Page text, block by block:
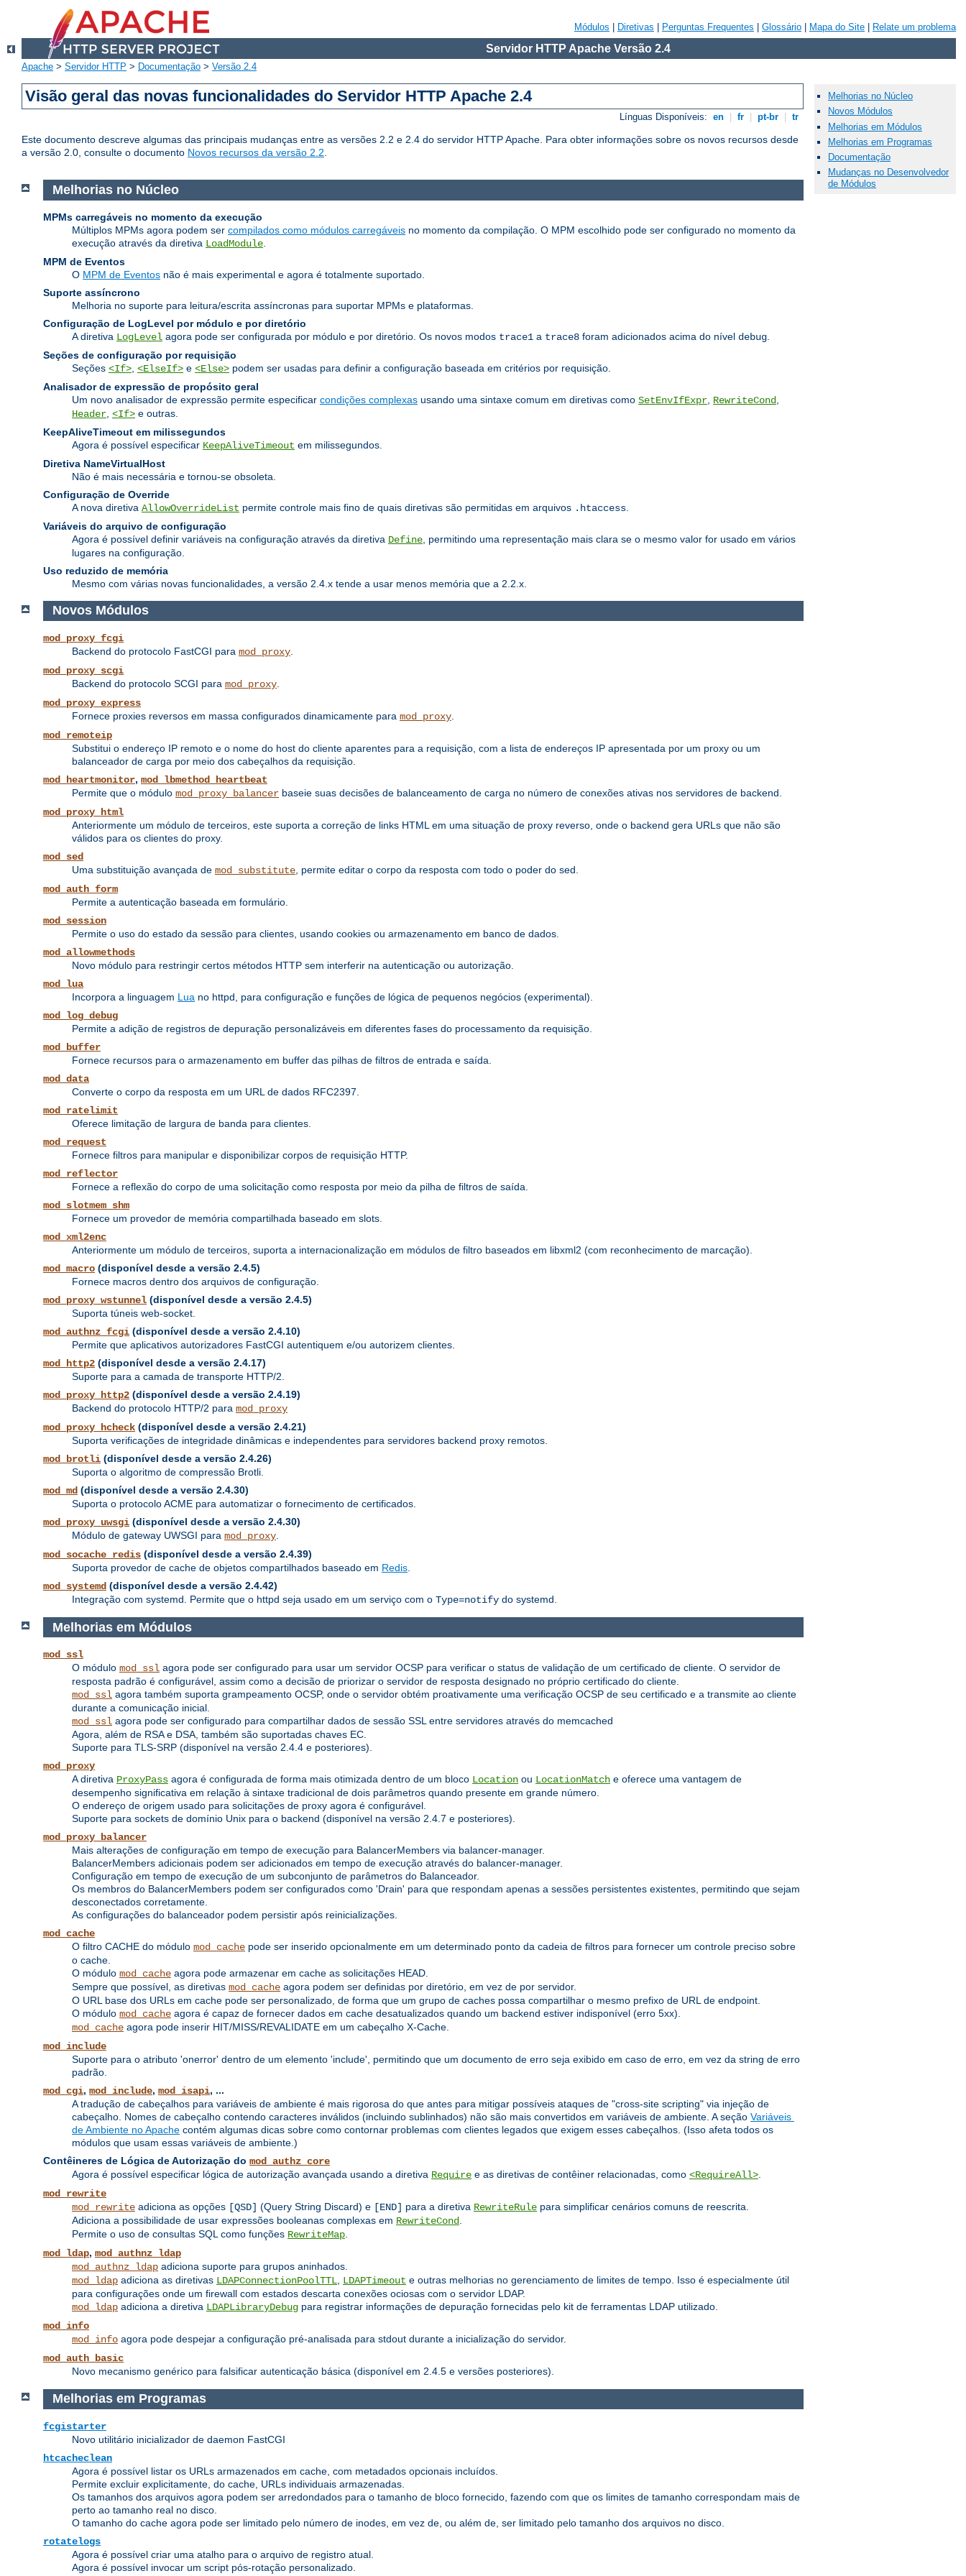
Módulos Diretivas Perguntas Frequentes Glossário Mapa do Site Relate um problema
Servidor HTTP Apache Versão 2.4
Apache > Servidor HTTP > Documentação > Versão 2.4
Visão geral das novas funcionalidades do Servidor HTTP Apache 2.4
Línguas Disponíveis: en fr pt-br tr
Este documento descreve algumas das principais mudanças entre as versões 2.2 e 2.4 do servidor HTTP Apache. Para obter informações sobre os novos recursos desde
a versão 2.0, consulte o documento Novos recursos da versão 2.2.
Melhorias no Núcleo
MPMs carregáveis no momento da execução
Múltiplos MPMs agora podem ser compilados como módulos carregáveis no momento da compilação. O MPM escolhido pode ser configurado no momento da
execução através da diretiva LoadModule
MPM de Eventos
O MPM de Eventos não é mais experimental e agora é totalmente suportado.
Suporte assíncrono
Melhoria no suporte para leitura/escrita assíncronas para suportar MPMs e plataformas.
Configuração de LogLevel por módulo e por diretório
A diretiva LogLevel agora pode ser configurada por módulo e por diretório. Os novos modos trace1 a trace8 foram adicionados acima do nível debug
Seções de configuração por requisição
Seções <If> <ElseIf> e <Else> podem ser usadas para definir a configuração baseada em critérios por requisição.
Analisador de expressão de propósito geral
Um novo analisador de expressão permite especificar condições complexas usando uma sintaxe comum em diretivas como SetEnvIfExpr RewriteCond
Header <If> e outras.
KeepAliveTimeout em milissegundos
Agora é possível especificar KeepAliveTimeout em milissegundos.
Diretiva NameVirtualHost
Não é mais necessária e tornou-se obsoleta.
Configuração de Override
A nova diretiva AllowOverrideList permite controle mais fino de quais diretivas são permitidas em arquivos .htaccess
Variáveis do arquivo de configuração
Agora é possível definir variáveis na configuração através da diretiva Define , permitindo uma representação mais clara se o mesmo valor for usado em vários
lugares na configuração.
Uso reduzido de memória
Mesmo com várias novas funcionalidades, a versão 2.4.x tende a usar menos memória que a 2.2.x.
Novos Módulos
mod_proxy_fcgi
Backend do protocolo FastCGI para mod_proxy
mod_proxy_scgi
Backend do protocolo SCGI para mod_proxy
mod_proxy_express
Fornece proxies reversos em massa configurados dinamicamente para mod_proxy
mod_remoteip
Substitui o endereço IP remoto e o nome do host do cliente aparentes para a requisição, com a lista de endereços IP apresentada por um proxy ou um
balanceador de carga por meio dos cabeçalhos da requisição.
mod_heartmonitor, mod_lbmethod_heartbeat
Permite que o módulo mod_proxy_balancer baseie suas decisões de balanceamento de carga no número de conexões ativas nos servidores de backend.
mod_proxy_html
Anteriormente um módulo de terceiros, este suporta a correção de links HTML em uma situação de proxy reverso, onde o backend gera URLs que não são
válidos para os clientes do proxy.
mod_sed
Uma substituição avançada de mod_substitute , permite editar o corpo da resposta com todo o poder do sed.
mod_auth_form
Permite a autenticação baseada em formulário.
mod_session
Permite o uso do estado da sessão para clientes, usando cookies ou armazenamento em banco de dados.
mod_allowmethods
Novo módulo para restringir certos métodos HTTP sem interferir na autenticação ou autorização.
mod_lua
Incorpora a linguagem Lua no httpd, para configuração e funções de lógica de pequenos negócios (experimental).
mod_log_debug
Permite a adição de registros de depuração personalizáveis ​​em diferentes fases do processamento da requisição.
mod_buffer
Fornece recursos para o armazenamento em buffer das pilhas de filtros de entrada e saída.
mod_data
Converte o corpo da resposta em um URL de dados RFC2397.
mod_ratelimit
Oferece limitação de largura de banda para clientes.
mod_request
Fornece filtros para manipular e disponibilizar corpos de requisição HTTP.
mod_reflector
Fornece a reflexão do corpo de uma solicitação como resposta por meio da pilha de filtros de saída.
mod_slotmem_shm
Fornece um provedor de memória compartilhada baseado em slots.
mod_xml2enc
Anteriormente um módulo de terceiros, suporta a internacionalização em módulos de filtro baseados em libxml2 (com reconhecimento de marcação).
mod_macro (disponível desde a versão 2.4.5)
Fornece macros dentro dos arquivos de configuração.
mod_proxy_wstunnel (disponível desde a versão 2.4.5)
Suporta túneis web-socket.
mod_authnz_fcgi (disponível desde a versão 2.4.10)
Permite que aplicativos autorizadores FastCGI autentiquem e/ou autorizem clientes.
mod_http2 (disponível desde a versão 2.4.17)
Suporte para a camada de transporte HTTP/2.
mod_proxy_http2 (disponível desde a versão 2.4.19)
Backend do protocolo HTTP/2 para mod_proxy
mod_proxy_hcheck (disponível desde a versão 2.4.21)
Suporta verificações de integridade dinâmicas e independentes para servidores backend proxy remotos.
mod_brotli (disponível desde a versão 2.4.26)
Suporta o algoritmo de compressão Brotli.
mod_md (disponível desde a versão 2.4.30)
Suporta o protocolo ACME para automatizar o fornecimento de certificados.
mod_proxy_uwsgi (disponível desde a versão 2.4.30)
Módulo de gateway UWSGI para mod_proxy
mod_socache_redis (disponível desde a versão 2.4.39)
Suporta provedor de cache de objetos compartilhados baseado em Redis
mod_systemd (disponível desde a versão 2.4.42)
Integração com systemd. Permite que o httpd seja usado em um serviço com o Type=notify do systemd.
Melhorias em Módulos
mod_ssl
O módulo mod_ssl agora pode ser configurado para usar um servidor OCSP para verificar o status de validação de um certificado de cliente. O servidor de
resposta padrão é configurável, assim como a decisão de priorizar o servidor de resposta designado no próprio certificado do cliente.
mod_ssl agora também suporta grampeamento OCSP, onde o servidor obtém proativamente uma verificação OCSP de seu certificado e a transmite ao cliente
durante a comunicação inicial.
mod_ssl agora pode ser configurado para compartilhar dados de sessão SSL entre servidores através do memcached
Agora, além de RSA e DSA, também são suportadas chaves EC.
Suporte para TLS-SRP (disponível na versão 2.4.4 e posteriores).
mod_proxy
A diretiva ProxyPass agora é configurada de forma mais otimizada dentro de um bloco Location ou LocationMatch e oferece uma vantagem de
desempenho significativa em relação à sintaxe tradicional de dois parâmetros quando presente em grande número.
O endereço de origem usado para solicitações de proxy agora é configurável.
Suporte para sockets de domínio Unix para o backend (disponível na versão 2.4.7 e posteriores).
mod_proxy_balancer
Mais alterações de configuração em tempo de execução para BalancerMembers via balancer-manager.
BalancerMembers adicionais podem ser adicionados em tempo de execução através do balancer-manager.
Configuração em tempo de execução de um subconjunto de parâmetros do Balanceador.
Os membros do BalancerMembers podem ser configurados como 'Drain' para que respondam apenas a sessões persistentes existentes, permitindo que sejam
desconectados corretamente.
As configurações do balanceador podem persistir após reinicializações.
mod_cache
O filtro CACHE do módulo mod_cache pode ser inserido opcionalmente em um determinado ponto da cadeia de filtros para fornecer um controle preciso sobre
o cache.
O módulo mod_cache agora pode armazenar em cache as solicitações HEAD.
Sempre que possível, as diretivas mod_cache agora podem ser definidas por diretório, em vez de por servidor.
O URL base dos URLs em cache pode ser personalizado, de forma que um grupo de caches possa compartilhar o mesmo prefixo de URL de endpoint.
O módulo mod_cache agora é capaz de fornecer dados em cache desatualizados quando um backend estiver indisponível (erro 5xx).
mod_cache agora pode inserir HIT/MISS/REVALIDATE em um cabeçalho X-Cache.
mod_include
Suporte para o atributo 'onerror' dentro de um elemento 'include', permitindo que um documento de erro seja exibido em caso de erro, em vez da string de erro
padrão.
mod_cgi, mod_include, mod_isapi, ...
A tradução de cabeçalhos para variáveis ​​de ambiente é mais rigorosa do que antes para mitigar possíveis ataques de "cross-site scripting" via injeção de
cabeçalho. Nomes de cabeçalho contendo caracteres inválidos (incluindo sublinhados) não são mais convertidos em variáveis ​​de ambiente. A seção Variáveis ​​
de Ambiente no Apache contém algumas dicas sobre como contornar problemas com clientes legados que exigem esses cabeçalhos. (Isso afeta todos os
módulos que usam essas variáveis ​​de ambiente.)
Contêineres de Lógica de Autorização do mod_authz_core
Agora é possível especificar lógica de autorização avançada usando a diretiva Require e as diretivas de contêiner relacionadas, como <RequireAll>.
mod_rewrite
mod_rewrite adiciona as opções [QSD] (Query String Discard) e [END] para a diretiva RewriteRule para simplificar cenários comuns de reescrita.
Adiciona a possibilidade de usar expressões booleanas complexas em RewriteCond.
Permite o uso de consultas SQL como funções RewriteMap.
mod_ldap, mod_authnz_ldap
mod_authnz_ldap adiciona suporte para grupos aninhados.
mod_ldap adiciona as diretivas LDAPConnectionPoolTTL, LDAPTimeout e outras melhorias no gerenciamento de limites de tempo. Isso é especialmente útil
para configurações onde um firewall com estados descarta conexões ociosas com o servidor LDAP.
mod_ldap adiciona a diretiva LDAPLibraryDebug para registrar informações de depuração fornecidas pelo kit de ferramentas LDAP utilizado.
mod_info
mod_info agora pode despejar a configuração pré-analisada para stdout durante a inicialização do servidor.
mod_auth_basic
Novo mecanismo genérico para falsificar autenticação básica (disponível em 2.4.5 e versões posteriores).
Melhorias em Programas
fcgistarter
Novo utilitário inicializador de daemon FastCGI
htcacheclean
Agora é possível listar os URLs armazenados em cache, com metadados opcionais incluídos.
Permite excluir explicitamente, do cache, URLs individuais armazenadas.
Os tamanhos dos arquivos agora podem ser arredondados para o tamanho de bloco fornecido, fazendo com que os limites de tamanho correspondam mais de
perto ao tamanho real no disco.
O tamanho do cache agora pode ser limitado pelo número de inodes, em vez de, ou além de, ser limitado pelo tamanho dos arquivos no disco.
rotatelogs
Agora é possível criar uma atalho para o arquivo de registro atual.
Agora é possível invocar um script pós-rotação personalizado.
Melhorias no Núcleo
Novos Módulos
Melhorias em Módulos
Melhorias em Programas
Documentação
Mudanças no Desenvolvedor
de Módulos